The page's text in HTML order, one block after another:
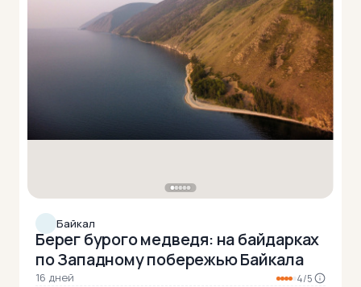
Байкал
Берег бурого медведя: на байдарках
по Западному побережью Байкала
16 дней 4/5